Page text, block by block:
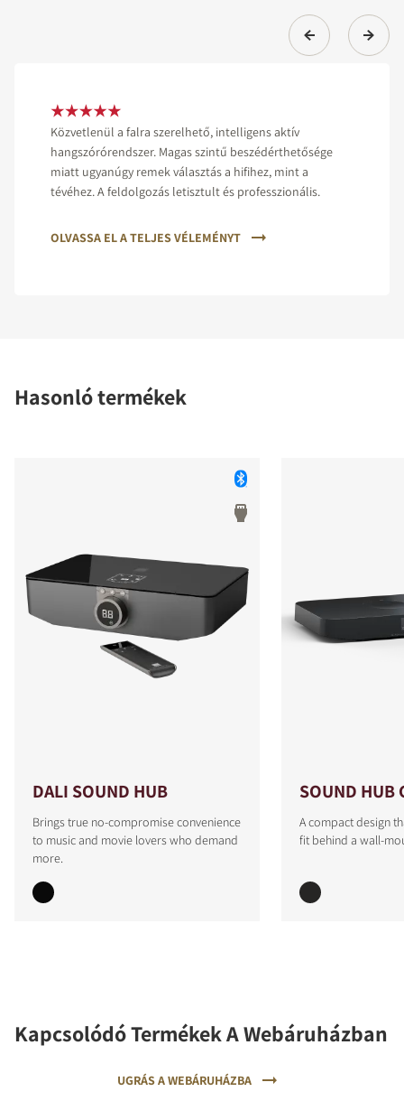
Közvetlenül a falra szerelhető, intelligens aktív
hangszórórendszer. Magas szintű beszédérthetősége
miatt ugyanúgy remek választás a hifihez, mint a
tévéhez. A feldolgozás letisztult és professzionális.
OLVASSA EL A TELJES VÉLEMÉNYT
Hasonló termékek
DALI SOUND HUB
Brings true no-compromise convenience
to music and movie lovers who demand
more.
SOUND HUB
A compact design
fit behind a wall-
Kapcsolódó Termékek A Webáruházban
UGRÁS A WEBÁRUHÁZBA